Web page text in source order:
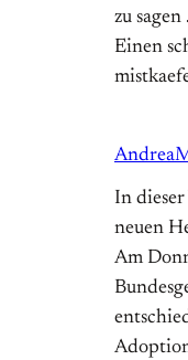
zu sagen
Einen
Andrea
In
neuen
Am